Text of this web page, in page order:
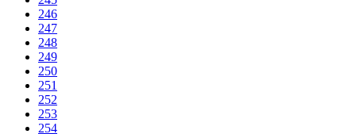
246
247
248
249
250
251
252
253
254